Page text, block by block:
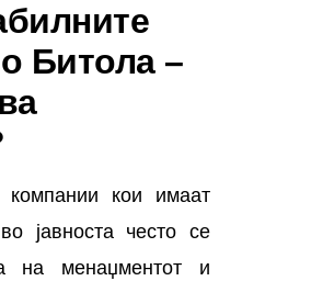
Битола –
кои имаат
јавноста често се
на менаџментот и